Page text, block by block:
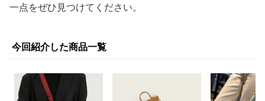
一点をぜひ見つけてください。
今回紹介した商品一覧